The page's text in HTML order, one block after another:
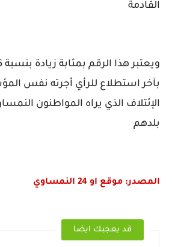
القادمة
بآخر استطلاع للرأي أجرته نفس
الإئتلاف الذي يراه المواطنون
بلدهم
المصدر: موقع او 24 النمساوي
قد يعجبك ايضا